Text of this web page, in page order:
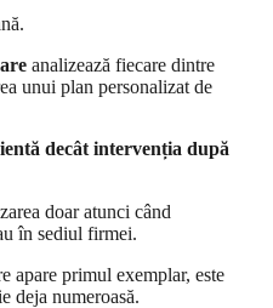
analizează fiecare dintre
unui plan personalizat de
decât intervenția după
doar atunci când
în sediul firmei.
apare primul exemplar, este
deja numeroasă.